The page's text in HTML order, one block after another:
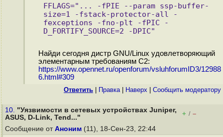
FFLAGS="... -fPIE --param ssp-buffer-
size=1 -fstack-protector-all -
fexceptions -fno-plt -fPIC -
D_FORTIFY_SOURCE=2 -DPIC"
Найди сегодня дистр GNU/Linux удовлетворяющий
элементарным требованиям С2:
https://www.opennet.ru/openforum/vsluhforumID3/12988
6.html#309
Ответить Правка| Наверх Cообщить модератору
10. "Уязвимости в сетевых устройствах Juniper,
ASUS, D-Link, Tend..."
+ / –
Сообщение от Аноним (11), 18-Сен-23, 22:44